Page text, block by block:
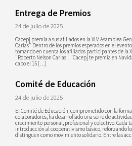
Entrega de Premios
24 de julio de 2025
Cacepj premia a sus afiliados en la XLV Asamblea
Carias" Dentro de los premios esperados en el
tomando en cuenta los afiliados participantes de la
"Roberto Nelson Carias". "Cacepj te premia en
cabo el 15 […]
Comité de Educación
24 de julio de 2025
El Comité de Educación, comprometido con la
colaboradores, ha desarrollado una serie de
crecimiento personal, profesional y colectivo. Cada
introducción al cooperativismo básico, reforzando
distinguen como movimiento solidario. Entre las